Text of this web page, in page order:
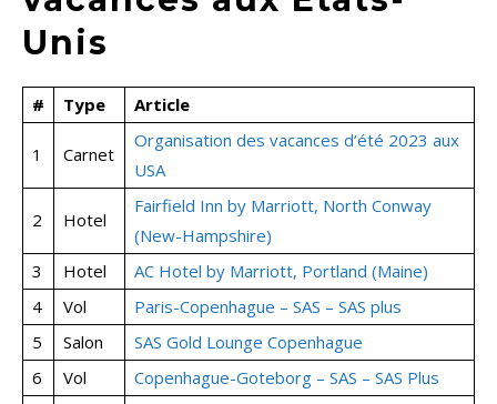
Unis
# Type Article
1 Carnet
Organisation des vacances d’été 2023 aux
USA
2 Hotel
Fairfield Inn by Marriott, North Conway
(New-Hampshire)
3
Hotel
AC Hotel by Marriott, Portland (Maine)
4
Vol
Paris-Copenhague – SAS – SAS plus
5
Salon
SAS Gold Lounge Copenhague
6
Vol
Copenhague-Goteborg – SAS – SAS Plus